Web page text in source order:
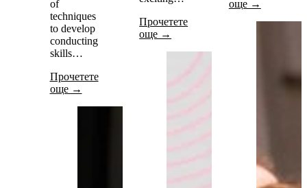
of
techniques
to develop
conducting
skills…
Прочетете
още →
Прочетете
още →
още →